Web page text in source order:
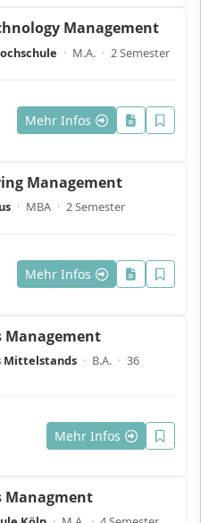
Management
· M.A. · 2 Semester
Mehr Infos
Management
· MBA · 2 Semester
Mehr Infos
Management
Mittelstands · B.A. · 36
Mehr Infos
Managment